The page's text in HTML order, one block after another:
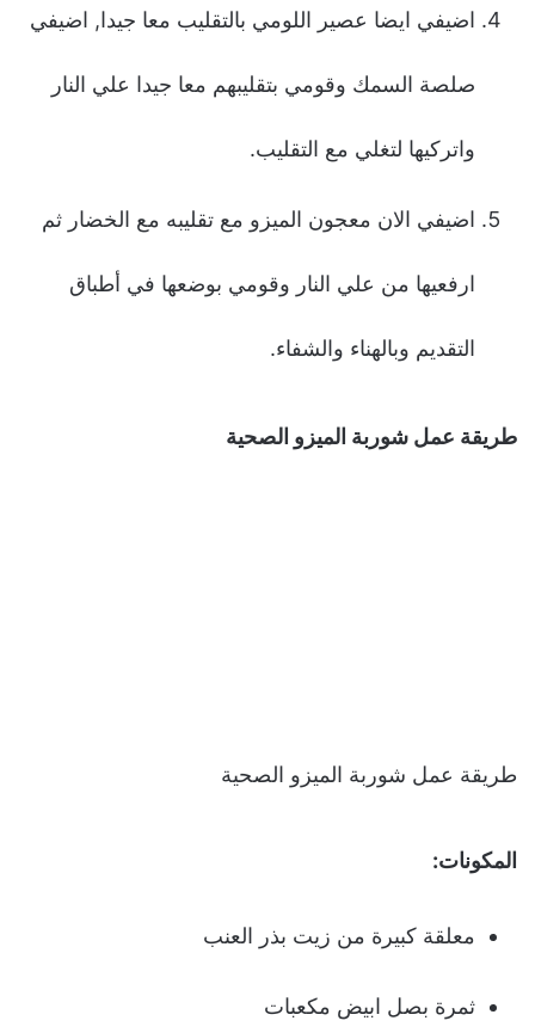
اضيفي ايضا عصير اللومي بالتقليب معا جيدا, اضيفي
صلصة السمك وقومي بتقليبهم معا جيدا علي النار
واتركيها لتغلي مع التقليب.
اضيفي الان معجون الميزو مع تقليبه مع الخضار ثم
ارفعيها من علي النار وقومي بوضعها في أطباق
التقديم وبالهناء والشفاء.
طريقة عمل شوربة الميزو الصحية
طريقة عمل شوربة الميزو الصحية
المكونات:
معلقة كبيرة من زيت بذر العنب
ثمرة بصل ابيض مكعبات